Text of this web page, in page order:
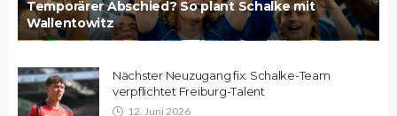
Temporärer Abschied? So plant Schalke mit
Wallentowitz
Nächster Neuzugang fix: Schalke-Team
verpflichtet Freiburg-Talent
12. Juni 2026